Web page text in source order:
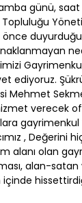
günü, saat
Gayrimenkul
ediyoruz.
Mehmet
verecek
gayrimenkul
, Değerini
alanı olan
alan-